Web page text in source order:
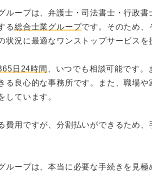
ループは、弁護士・司法書士・行政
る総合士業グループです。そのため、
状況に最適なワンストップサービスを
日24時間 、いつでも相談可能です。
る良心的な事務所です。また、職場
しています。
費用ですが、分割払いができるため
ループは、本当に必要な手続きを見